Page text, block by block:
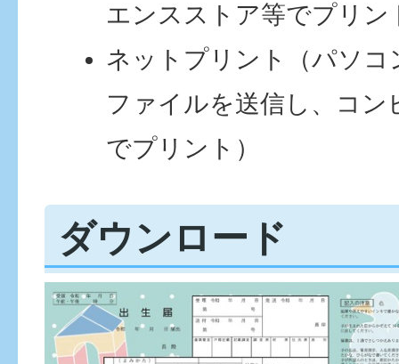
エンスストア等でプリン
ネットプリント（パソコ
ファイルを送信し、コ
でプリント）
ダウンロード